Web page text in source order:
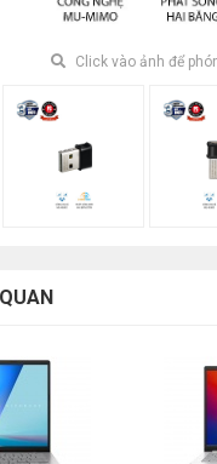
Click vào ảnh để